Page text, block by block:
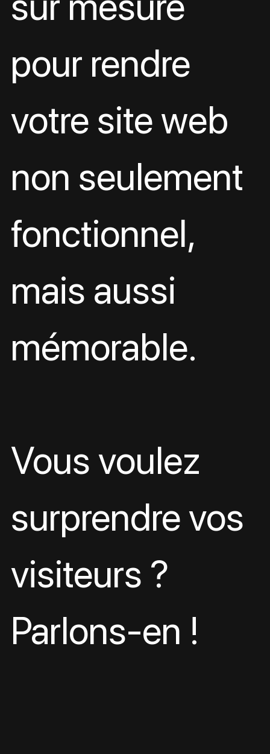
pour rendre
votre site web
non seulement
fonctionnel,
mais aussi
mémorable.
Vous voulez
surprendre vos
visiteurs ?
Parlons-en !